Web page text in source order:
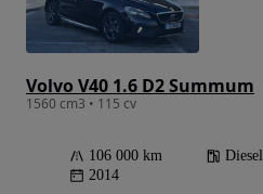
Volvo V40 1.6 D2 Summum
1560 cm3 • 115 cv
106 000 km Diesel
2014